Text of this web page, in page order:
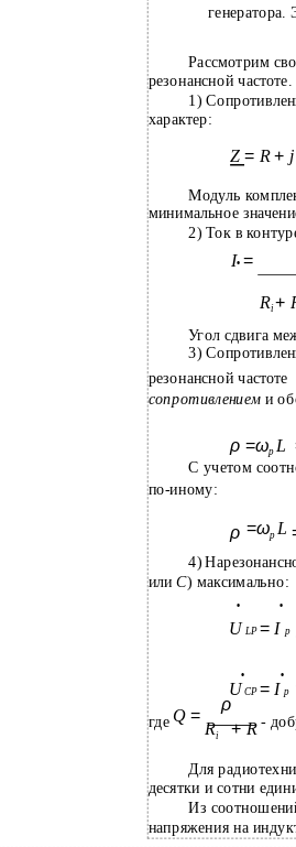
генератора.
Рассмотрим
резонансной частоте.
1)
характер:
Z= R+
Модуль
минимальное
2) Ток в
I• =
Ri+
Угол сдвига
3)
резонансной частоте
сопротивлениеми
ρ =ωp L
С учетом
по-иному:
ρ =ωpL
4)
илиC) максимально:
• •
ULP= I p
U
•
CP= I
•
p
где Q =
Ri
ρ
+R-
Для
десятки и сотни
Из
напряжения на